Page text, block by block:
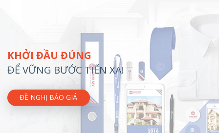
KHỞI ĐẦU ĐÚNG
ĐỂ VỮNG BƯỚC TIẾN XA!
ĐỀ NGHỊ BÁO GIÁ